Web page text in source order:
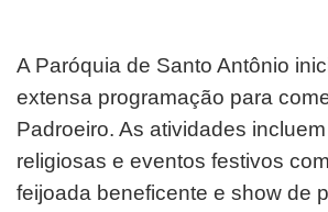
A Paróquia de Santo Antônio
extensa programação para
Padroeiro. As atividades
religiosas e eventos festivos
feijoada beneficente e show de